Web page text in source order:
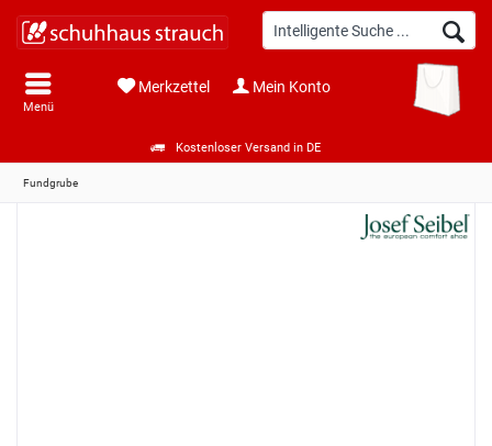
Kostenloser Versand in DE
Menü
Merkzettel Mein Konto
Fundgrube